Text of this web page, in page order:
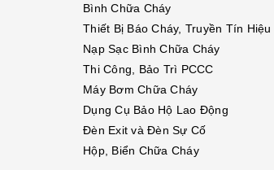
Bình Chữa Cháy
Thiết Bị Báo Cháy, Truyền Tín Hiệu
Nạp Sạc Bình Chữa Cháy
Thi Công, Bảo Trì PCCC
Máy Bơm Chữa Cháy
Dụng Cụ Bảo Hộ Lao Động
Đèn Exit và Đèn Sự Cố
Hộp, Biển Chữa Cháy